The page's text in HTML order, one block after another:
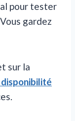
pour tester
gardez
sur la